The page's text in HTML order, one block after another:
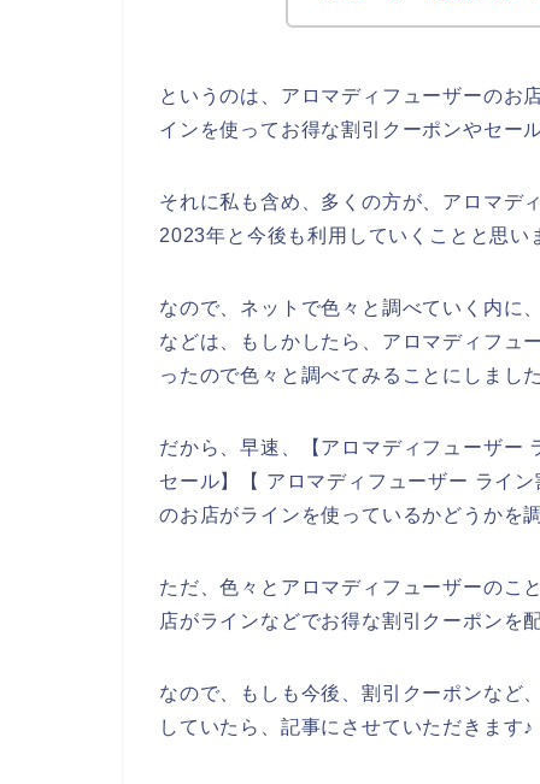
というのは、アロマディフューザーのお
インを使ってお得な割引クーポンやセー
それに私も含め、多くの方が、アロマデ
2023年と今後も利用していくことと思い
なので、ネットで色々と調べていく内に
などは、もしかしたら、アロマディフュ
ったので色々と調べてみることにしまし
だから、早速、【アロマディフューザー
セール】【 アロマディフューザー ライ
のお店がラインを使っているかどうかを
ただ、色々とアロマディフューザーのこ
店がラインなどでお得な割引クーポンを
なので、もしも今後、割引クーポンなど
していたら、記事にさせていただきます♪